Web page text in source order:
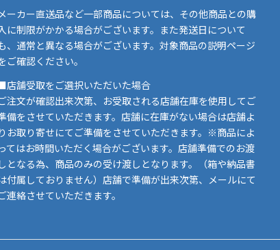
ーカー直送品など一部商品については、その他商品との購
に制限がかかる場合がございます。また発送日について
、通常と異なる場合がございます。対象商品の説明ページ
ご確認ください。
店舗受取をご選択いただいた場合
注文が確認出来次第、お受取される店舗在庫を使用してご
備をさせていただきます。店舗に在庫がない場合は店舗よ
りお取り寄せにてご準備をさせていただきます。※商品によ
てはお時間いただく場合がございます。店舗準備でのお渡
しとなる為、商品のみの受け渡しとなります。（箱や納品書
付属しておりません）店舗で準備が出来次第、メールにて
連絡させていただきます。